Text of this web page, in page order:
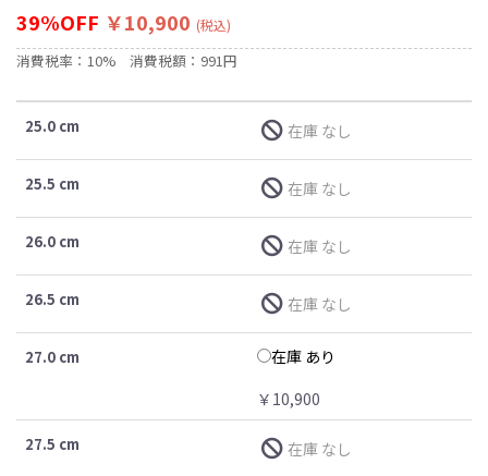
39%OFF ￥10,900 (税込)
消費税率：10% 消費税額：991円
25.0 cm 在庫 なし
25.5 cm 在庫 なし
26.0 cm 在庫 なし
26.5 cm 在庫 なし
27.0 cm
在庫 あり
￥10,900
27.5 cm 在庫 なし